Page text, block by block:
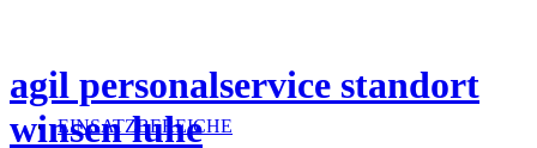
EINSATZBEREICHE
agil personalservice standort
winsen luhe